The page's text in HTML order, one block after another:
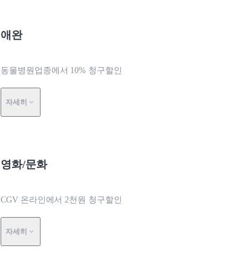
애완
동물병원업종에서 10% 청구할인
자세히
영화/문화
CGV 온라인에서 2천원 청구할인
자세히